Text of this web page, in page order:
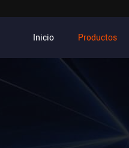
Inicio Productos